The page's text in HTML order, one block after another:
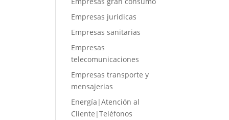
Empresas juridicas
Empresas sanitarias
Empresas
telecomunicaciones
Empresas transporte y
mensajerias
Energía|Atención al
Cliente|Teléfonos